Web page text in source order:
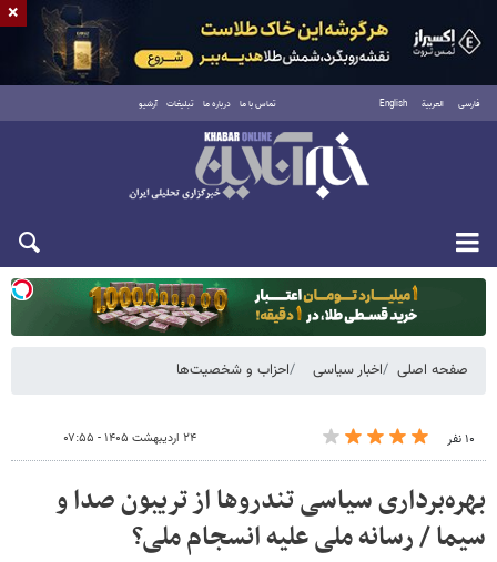
فارسی العربية English تماس با ما درباره ما تبلیغات آرشیو
یکشنبه ۱۸ مرداد ۱۴۰۵
صفحه اصلی اخبار سیاسی احزاب و شخصیت‌ها
۱۰ نفر ۲۴ اردیبهشت ۱۴۰۵ - ۰۷:۵۵
بهره‌برداری سیاسی تندروها از تریبون‌ صدا و
سیما / رسانه ملی علیه انسجام ملی؟
×